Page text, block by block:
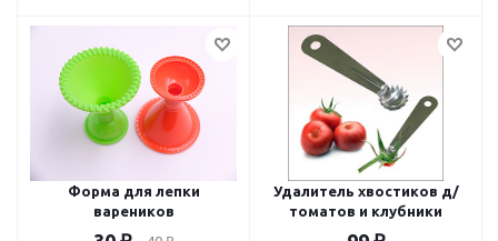
Форма для лепки
вареников
Удалитель хвостиков д/
томатов и клубники